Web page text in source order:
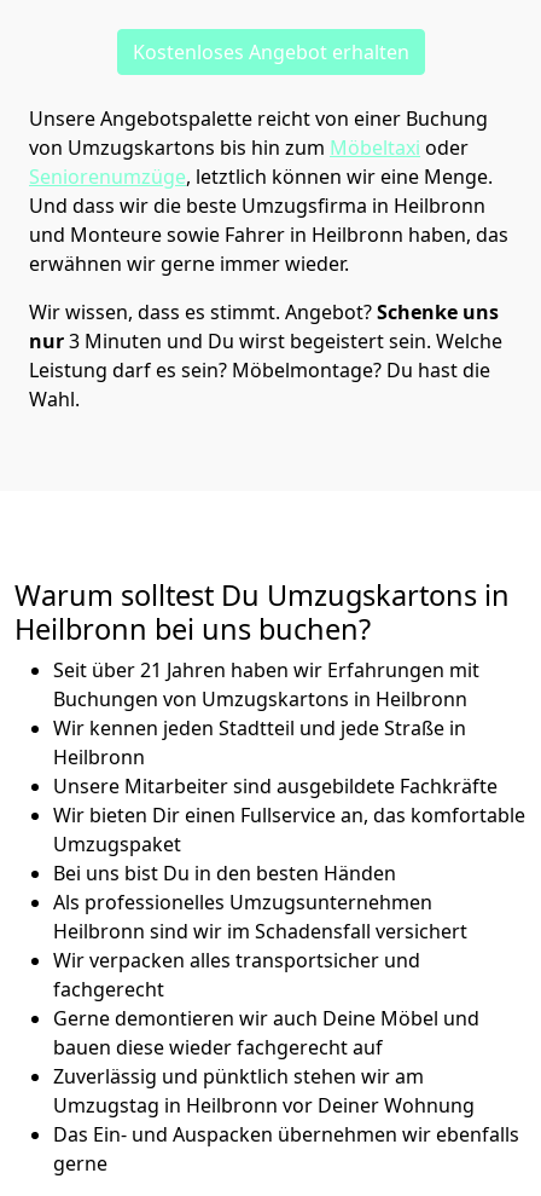
Kostenloses Angebot erhalten
Unsere Angebotspalette reicht von einer Buchung
von Umzugskartons bis hin zum Möbeltaxi oder
Seniorenumzüge, letztlich können wir eine Menge.
Und dass wir die beste Umzugsfirma in Heilbronn
und Monteure sowie Fahrer in Heilbronn haben, das
erwähnen wir gerne immer wieder.
Wir wissen, dass es stimmt. Angebot?Schenke uns
nur3 Minuten und Du wirst begeistert sein. Welche
Leistung darf es sein? Möbelmontage? Du hast die
Wahl.
Warum solltest Du Umzugskartons in
Heilbronn bei uns buchen?
Seit über 21 Jahren haben wir Erfahrungen mit
Buchungen von Umzugskartons in Heilbronn
Wir kennen jeden Stadtteil und jede Straße in
Heilbronn
Unsere Mitarbeiter sind ausgebildete Fachkräfte
Wir bieten Dir einen Fullservice an, das komfortable
Umzugspaket
Bei uns bist Du in den besten Händen
Als professionelles Umzugsunternehmen
Heilbronn sind wir im Schadensfall versichert
Wir verpacken alles transportsicher und
fachgerecht
Gerne demontieren wir auch Deine Möbel und
bauen diese wieder fachgerecht auf
Zuverlässig und pünktlich stehen wir am
Umzugstag in Heilbronn vor Deiner Wohnung
Das Ein- und Auspacken übernehmen wir ebenfalls
gerne